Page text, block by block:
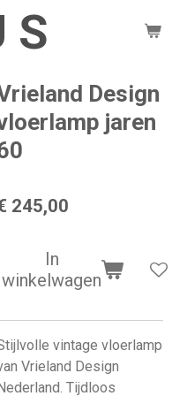
S
Design
jaren
245,00
In
winkelwagen
vintage vloerlamp
Vrieland Design
Tijdloos